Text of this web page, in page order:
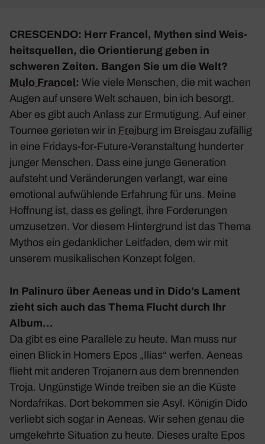
CRESCENDO: Herr Francel, Mythen sind Weis­
heits­quellen, die Orien­tie­rung geben in
schweren Zeiten. Bangen Sie um die Welt?
Mulo Francel: Wie viele Menschen, die mit wachen
Augen auf unsere Welt schauen, bin ich besorgt.
Aber es gibt auch Anlass zur Ermu­ti­gung. Auf einer
Tournee gerieten wir in Frei­burg im Breisgau zufällig
in eine Fridays-for-Future-Veran­stal­tung hunderter
junger Menschen. Dass eine junge Gene­ra­tion
aufsteht und Verän­de­rungen verlangt, war eine
emotional aufwüh­lende Erfah­rung für uns. Meine
Hoff­nung ist, dass es gelingt, ihre Forde­rungen
umzu­setzen. Vor diesem Hinter­grund ist das Thema
Mythos ein gedank­li­cher Leit­faden, dem wir mit
unserem musi­ka­li­schen Konzept folgen.
In Palinuro über Aeneas und in Dido’s Lament
zieht sich auch das Thema Flucht durch Ihr
Album…
Da gibt es eine Paral­lele zu heute. Man muss nur
einen Blick in Homers Epos „Ilias“ werfen. Aeneas
flieht mit anderen Troja­nern aus dem bren­nenden
Troja. Ungüns­tige Winde treiben sie an die Küste
Nord­afrikas. Dort bekommen sie Asyl. Königin Dido
verliebt sich sogar in Aeneas. Wir sehen genau die
umge­kehrte Situa­tion zu heute. Dieses uralte Epos